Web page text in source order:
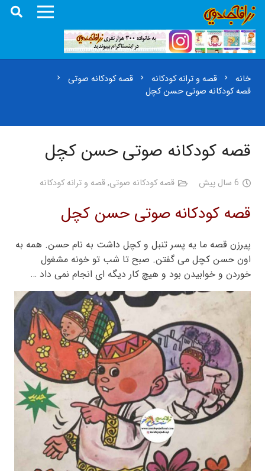
خانه chevron_right قصه و ترانه کودکانه chevron_right قصه کودکانه صوتی chevron_right
قصه کودکانه صوتی حسن کچل
قصه کودکانه صوتی حسن کچل
6 سال پیش قصه کودکانه صوتی,قصه و ترانه کودکانه
قصه کودکانه صوتی حسن کچل
پیرزن قصه ما یه پسر تنبل و کچل داشت به نام حسن. همه به
اون حسن کچل می گفتن. صبح تا شب تو خونه مشغول
خوردن و خوابیدن بود و هیچ کار دیگه ای انجام نمی داد …